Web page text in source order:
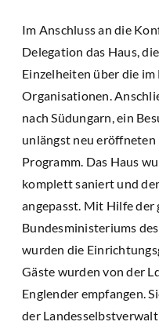
Im Anschluss an die
Delegation das Haus,
Einzelheiten über die
Organisationen.
nach Südungarn, ein
unlängst neu eröffneten
Programm. Das Haus
komplett saniert und
angepasst. Mit Hilfe der
Bundesministeriums
wurden die
Gäste wurden von der
Englender empfangen.
der